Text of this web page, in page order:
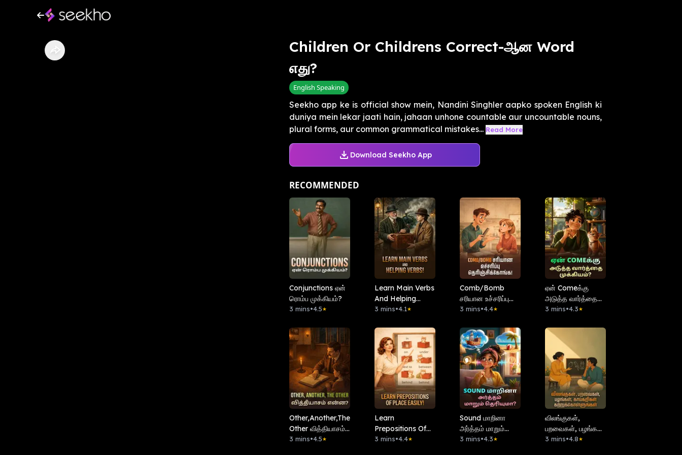
Children Or Childrens Correct-ஆன Word
எது?
English Speaking
Seekho app ke is official show mein, Nandini Singhler aapko spoken English ki
duniya mein lekar jaati hain, jahaan unhone countable aur uncountable nouns,
plural forms, aur common grammatical mistakes... Read More
Download Seekho App
RECOMMENDED
Conjunctions ஏன்
ரொம்ப முக்கியம்?
3 mins•4.5★
Learn Main Verbs
And Helping
Verbs!
3 mins•4.1★
Comb/Bomb
சரியான உச்சரிப்பு
தெரிஞ்சிக்கோங்க!
3 mins•4.4★
ஏன் Comeக்கு
அடுத்த வார்த்தை
முக்கியம்?
3 mins•4.3★
Other,Another,The
Other வித்தியாசம்
என்ன?
3 mins•4.5★
Learn
Prepositions Of
Place Easily!
3 mins•4.4★
Sound மாறினா
அர்த்தம் மாறும்
தெரியுமா?
3 mins•4.3★
விலங்குகள்,
பறவைகள், பழங்கள்,
காய்கறிகள்
3 mins•4.8★